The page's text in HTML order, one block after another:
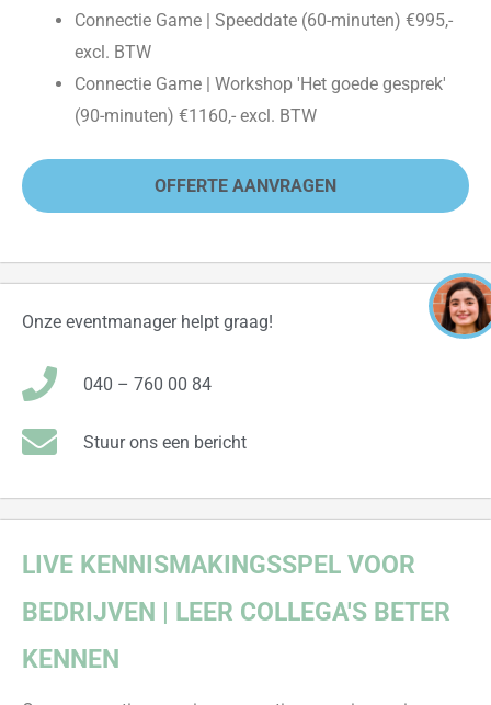
Connectie Game | Speeddate (60-minuten) €995,-
excl. BTW
Connectie Game | Workshop 'Het goede gesprek'
(90-minuten) €1160,- excl. BTW
OFFERTE AANVRAGEN
Onze eventmanager helpt graag!
040 – 760 00 84
Stuur ons een bericht
LIVE KENNISMAKINGSSPEL VOOR
BEDRIJVEN | LEER COLLEGA'S BETER
KENNEN